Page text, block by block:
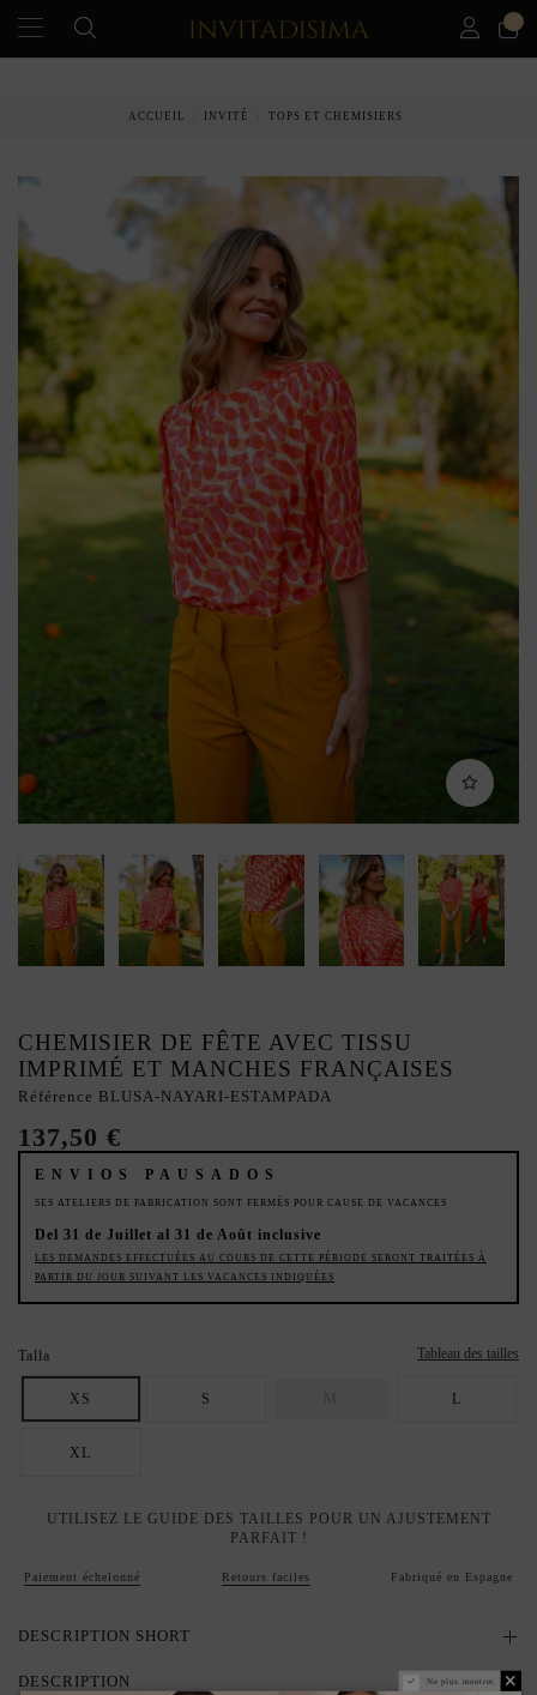
ACCUEIL INVITÉ TOPS ET CHEMISIERS
CHEMISIER DE FÊTE AVEC TISSU
IMPRIMÉ ET MANCHES FRANÇAISES
Référence BLUSA-NAYARI-ESTAMPADA
137,50 €
ENVIOS PAUSADOS
SES ATELIERS DE FABRICATION SONT FERMÉS POUR CAUSE DE VACANCES
Del 31 de Juillet al 31 de Août inclusive
LES DEMANDES EFFECTUÉES AU COURS DE CETTE PÉRIODE SERONT TRAITÉES À
PARTIR DU JOUR SUIVANT LES VACANCES INDIQUÉES
Talla Tableau des tailles
XS S L
XL
UTILISEZ LE GUIDE DES TAILLES POUR UN AJUSTEMENT
PARFAIT !
Paiement échelonné Retours faciles Fabriqué en Espagne
DESCRIPTION SHORT
DESCRIPTION Ne plus montrer.